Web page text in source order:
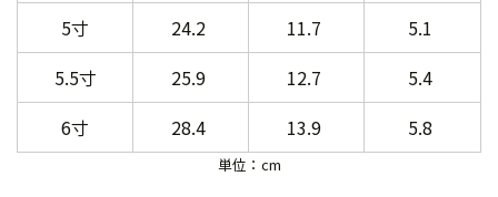
5寸
24.2 11.7
5.1
5.5寸
25.9 12.7
5.4
6寸
28.4 13.9 5.8
単位：cm